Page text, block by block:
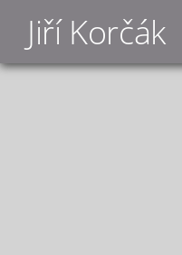
Jiří Korčák